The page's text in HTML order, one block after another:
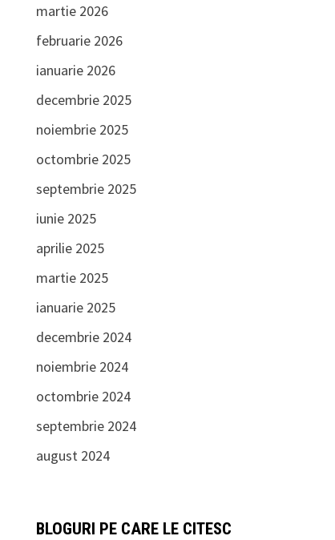
martie 2026
februarie 2026
ianuarie 2026
decembrie 2025
noiembrie 2025
octombrie 2025
septembrie 2025
iunie 2025
aprilie 2025
martie 2025
ianuarie 2025
decembrie 2024
noiembrie 2024
octombrie 2024
septembrie 2024
august 2024
BLOGURI PE CARE LE CITESC